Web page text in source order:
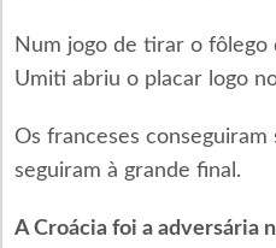
Num jogo de tirar o fôlego
Umiti abriu o placar logo
Os franceses
seguiram à grande final.
A Croácia foi a adversária